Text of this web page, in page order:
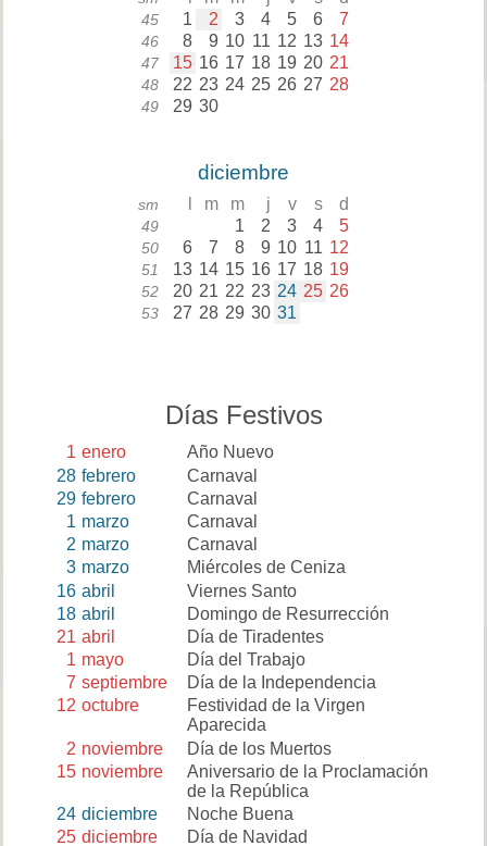
45 1 2 3 4 5 6 7
46 8 9 10 11 12 13 14
47 15 16 17 18 19 20 21
48 22 23 24 25 26 27 28
49 29 30
diciembre
sm m m j v s d
49 1 2 3 4 5
50 6 7 8 9 10 11 12
51 13 14 15 16 17 18 19
52 20 21 22 23 24 25 26
53 27 28 29 30 31
Días Festivos
1 enero
Año Nuevo
28 febrero
Carnaval
29 febrero
Carnaval
1 marzo
Carnaval
2 marzo
Carnaval
3 marzo
Miércoles de Ceniza
16 abril
Viernes Santo
18 abril
Domingo de Resurrección
21 abril
Día de Tiradentes
1 mayo
Día del Trabajo
7 septiembre
Día de la Independencia
12 octubre
Festividad de la Virgen
Aparecida
2 noviembre
Día de los Muertos
15 noviembre
Aniversario de la Proclamación
de la República
24 diciembre
Noche Buena
25 diciembre
Día de Navidad